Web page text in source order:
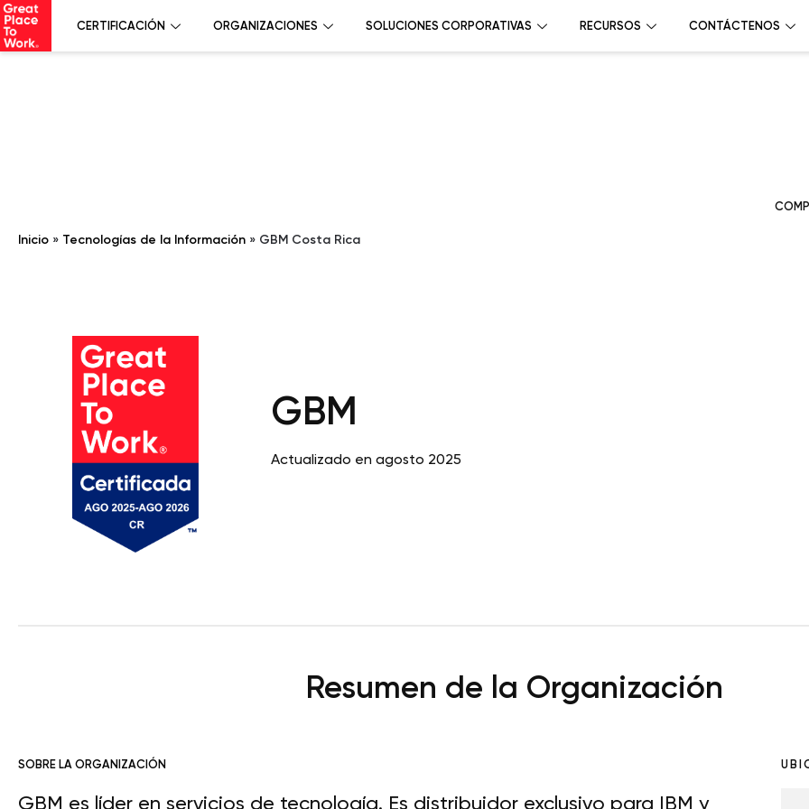
CERTIFICACIÓN ORGANIZACIONES SOLUCIONES CORPORATIVAS RECURSOS CONTÁCTENOS
Inicio » Tecnologías de la Información » GBM Costa Rica
GBM
Actualizado en agosto 2025
Resumen de la Organización
SOBRE LA ORGANIZACIÓN
GBM es líder en servicios de tecnología. Es distribuidor exclusivo para IBM y